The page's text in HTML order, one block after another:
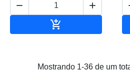
 

Mostrando 1-36 de um